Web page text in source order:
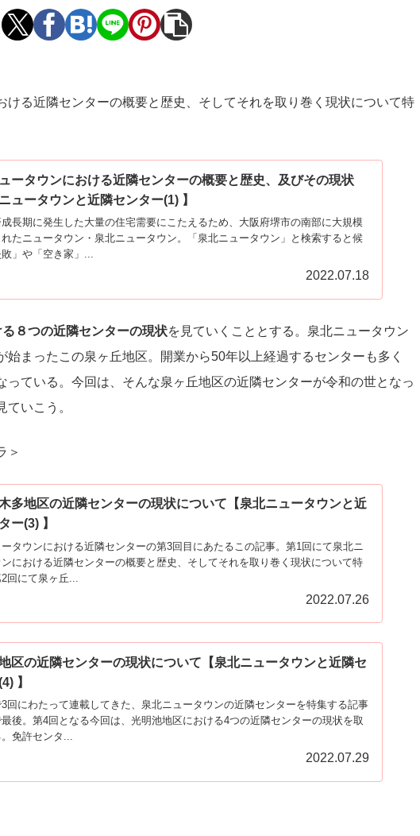
ける近隣センターの概要と歴史、そしてそれを取り巻く現状について特
ータウンにおける近隣センターの概要と歴史、及びその現状
ュータウンと近隣センター(1) 】
長期に発生した大量の住宅需要にこたえるため、大阪府堺市の南部に大規模
たニュータウン・泉北ニュータウン。「泉北ニュータウン」と検索すると候
」や「空き家」...
2022.07.18
８つの近隣センターの現状を見ていくこととする。泉北ニュータウン
まったこの泉ヶ丘地区。開業から50年以上経過するセンターも多く
っている。今回は、そんな泉ヶ丘地区の近隣センターが令和の世となっ
いこう。
＞
多地区の近隣センターの現状について【泉北ニュータウンと近
ー(3) 】
タウンにおける近隣センターの第3回目にあたるこの記事。第1回にて泉北ニ
ンにおける近隣センターの概要と歴史、そしてそれを取り巻く現状について特
回にて泉ヶ丘...
2022.07.26
区の近隣センターの現状について【泉北ニュータウンと近隣セ
】
回にわたって連載してきた、泉北ニュータウンの近隣センターを特集する記事
最後。第4回となる今回は、光明池地区における4つの近隣センターの現状を取
。免許センタ...
2022.07.29